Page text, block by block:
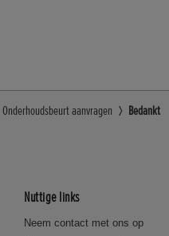
Onderhoudsbeurt aanvragen Bedankt
Nuttige links
Neem contact met ons op